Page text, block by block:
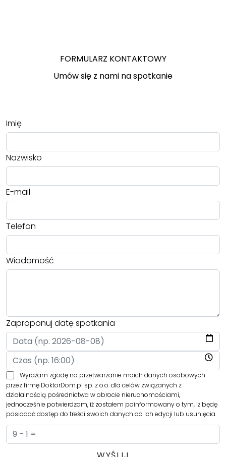
FORMULARZ KONTAKTOWY
Umów się z nami na spotkanie
Imię
Nazwisko
E-mail
Telefon
Wiadomość
Zaproponuj datę spotkania
Wyrażam zgodę na przetwarzanie moich danych osobowych
przez firmę DoktorDom.pl sp. z o.o. dla celów związanych z
działalnością pośrednictwa w obrocie nieruchomościami,
jednocześnie potwierdzam, iż zostałem poinformowany o tym, iż będę
posiadać dostęp do treści swoich danych do ich edycji lub usunięcia.